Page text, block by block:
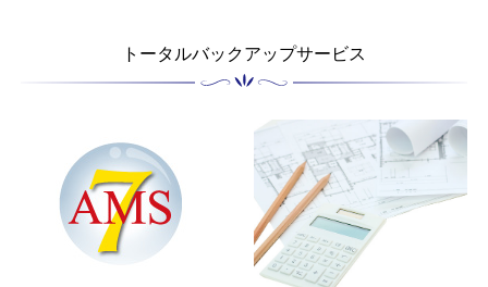
トータルバックアップサービス